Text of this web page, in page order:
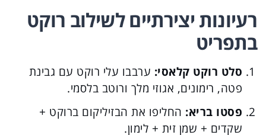
רעיונות יצירתיים לשילוב רוקט
בתפריט
סלט רוקט קלאסי: ערבבו עלי רוקט עם גבינת
פטה, רימונים, אגוזי מלך ורוטב בלסמי.
פסטו בריא: החליפו את הבזיליקום ברוקט +
שקדים + שמן זית + לימון.